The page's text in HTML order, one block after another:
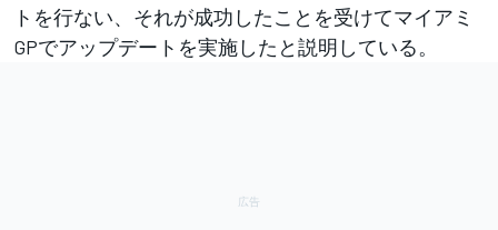
トを行ない、それが成功したことを受けてマイアミ
GPでアップデートを実施したと説明している。